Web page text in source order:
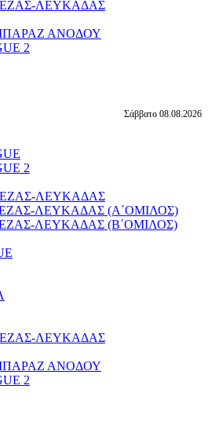
ΛΕΥΚΑΔΑΣ
ΑΝΟΔΟΥ
2
Σάββατο 08.08.2026
2
ΛΕΥΚΑΔΑΣ
ΛΕΥΚΑΔΑΣ (Α΄ΟΜΙΛΟΣ)
ΛΕΥΚΑΔΑΣ (Β΄ΟΜΙΛΟΣ)
ΛΕΥΚΑΔΑΣ
ΑΝΟΔΟΥ
2